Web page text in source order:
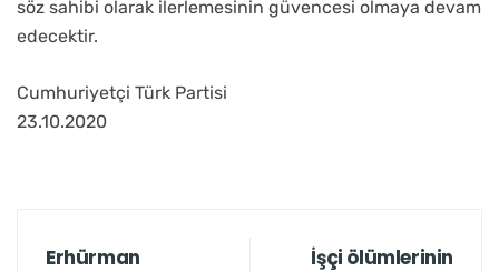
söz sahibi olarak ilerlemesinin güvencesi olmaya devam
edecektir.
Cumhuriyetçi Türk Partisi
23.10.2020
Erhürman
İşçi ölümlerinin